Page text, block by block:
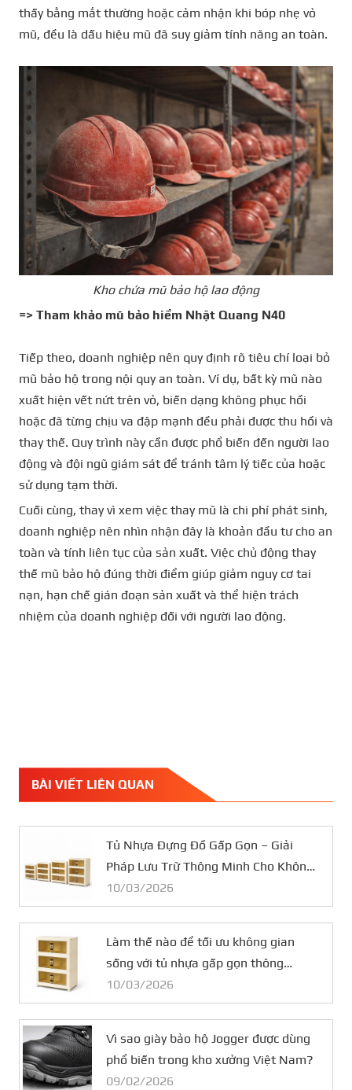
thấy bằng mắt thường hoặc cảm nhận khi bóp nhẹ vỏ
mũ, đều là dấu hiệu mũ đã suy giảm tính năng an toàn.
Kho chứa mũ bảo hộ lao động
=> Tham khảo mũ bảo hiểm Nhật Quang N40
Tiếp theo, doanh nghiệp nên quy định rõ tiêu chí loại bỏ
mũ bảo hộ trong nội quy an toàn. Ví dụ, bất kỳ mũ nào
xuất hiện vết nứt trên vỏ, biến dạng không phục hồi
hoặc đã từng chịu va đập mạnh đều phải được thu hồi và
thay thế. Quy trình này cần được phổ biến đến người lao
động và đội ngũ giám sát để tránh tâm lý tiếc của hoặc
sử dụng tạm thời.
Cuối cùng, thay vì xem việc thay mũ là chi phí phát sinh,
doanh nghiệp nên nhìn nhận đây là khoản đầu tư cho an
toàn và tính liên tục của sản xuất. Việc chủ động thay
thế mũ bảo hộ đúng thời điểm giúp giảm nguy cơ tai
nạn, hạn chế gián đoạn sản xuất và thể hiện trách
nhiệm của doanh nghiệp đối với người lao động.
BÀI VIẾT LIÊN QUAN
Tủ Nhựa Đựng Đồ Gấp Gọn – Giải
Pháp Lưu Trữ Thông Minh Cho Không
Gian Nhỏ
10/03/2026
Làm thế nào để tối ưu không gian
sống với tủ nhựa gấp gọn thông
minh?
10/03/2026
Vì sao giày bảo hộ Jogger được dùng
phổ biến trong kho xưởng Việt Nam?
09/02/2026